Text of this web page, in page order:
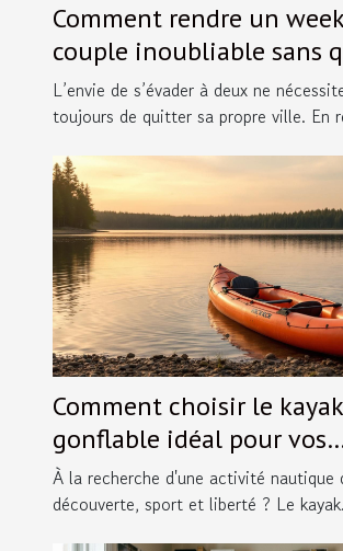
Comment rendre un
couple inoubliable sans
ville ?
L’envie de s’évader à deux ne
toujours de quitter sa propre ville. En
Comment choisir le kayak
gonflable idéal pour vos
aventures ?
À la recherche d'une activité nautique
découverte, sport et liberté ? Le